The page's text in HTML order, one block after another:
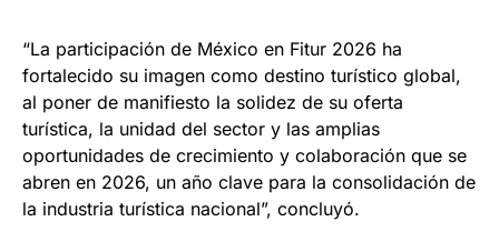
“La participación de México en Fitur 2026 ha
fortalecido su imagen como destino turístico global,
al poner de manifiesto la solidez de su oferta
turística, la unidad del sector y las amplias
oportunidades de crecimiento y colaboración que se
abren en 2026, un año clave para la consolidación de
la industria turística nacional”, concluyó.